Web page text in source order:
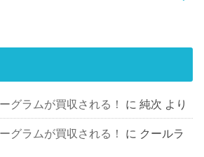
グラムが買収される！ に純次 より
グラムが買収される！ に クールラ